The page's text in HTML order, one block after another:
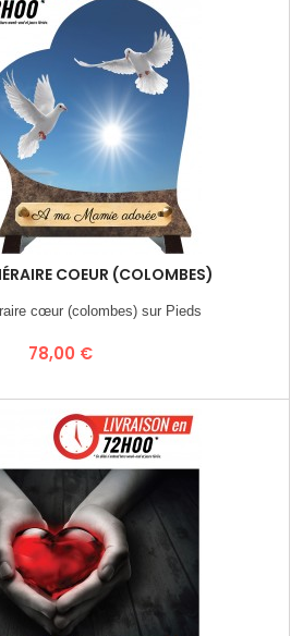
COEUR (COLOMBES)
cœur (colombes) sur Pieds
Prix
78,00 €